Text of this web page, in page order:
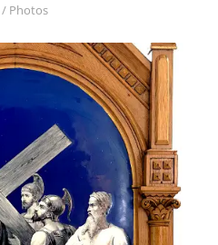
/ Photos